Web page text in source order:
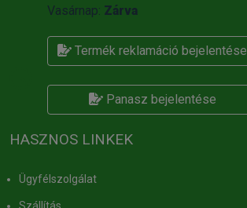
Vasárnap: Zárva
Termék reklamáció bejelentése
Panasz bejelentése
HASZNOS LINKEK
Ügyfélszolgálat
Szállítás